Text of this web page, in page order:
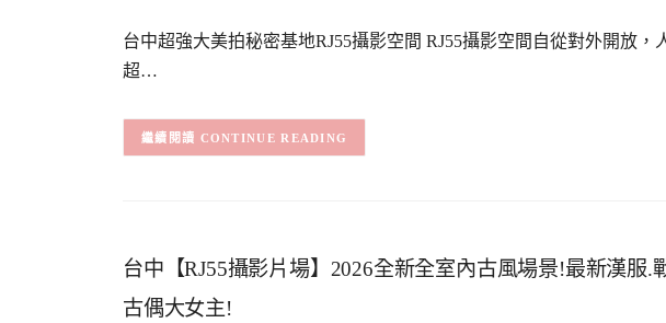
台中超強大美拍秘密基地RJ55攝影空間 RJ55攝影空間自從對外開放，
超…
CONTINUE READING
台中【RJ55攝影片場】2026全新全室內古風場景!最新漢服
古偶大女主!